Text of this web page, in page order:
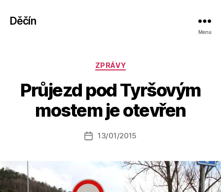
Děčín
Menu
Rubriky
ZPRÁVY
Průjezd pod Tyršovým
mostem je otevřen
Autor
příspěvku
A
u
t
o
a
s
o
Datum
13/01/2015